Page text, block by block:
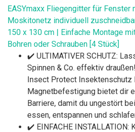
EASYmaxx Fliegengitter für Fenster
Moskitonetz individuell
150 x 130 cm | Einfache Montage
Bohren oder Schrauben [4 Stück]
✔️ ULTIMATIVER SCHUTZ:
Spinnen & Co. effektiv
Insect Protect Insektenschutz
Magnetbefestigung bietet dir
Barriere, damit du ungestört
essen, entspannen und
✔️ EINFACHE INSTALLATION: